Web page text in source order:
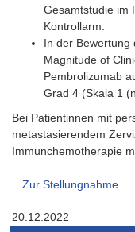
Gesamtstudie im
Kontrollarm.
In der Bewertung
Magnitude of
Pembrolizumab
Grad 4 (Skala 1
Bei Patientinnen mit
metastasierendem
Immunchemotherapie
Zur Stellungnahme
20.12.2022